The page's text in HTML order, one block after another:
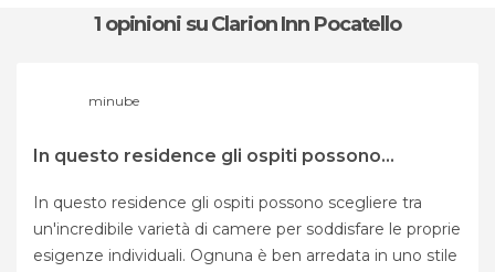
1 opinioni su Clarion Inn Pocatello
minube
In questo residence gli ospiti possono...
In questo residence gli ospiti possono scegliere tra
un'incredibile varietà di camere per soddisfare le proprie
esigenze individuali. Ognuna è ben arredata in uno stile